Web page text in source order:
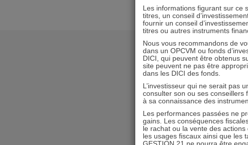
Les informations figurant sur ce
titres, un conseil
fournir un conseil
titres ou autres instruments
Nous vous recommandons de
dans un OPCVM ou fonds
DICI, qui peuvent être obtenus
site peuvent ne pas être
dans les DICI des fonds.
L’investisseur qui ne serait pas
consulter son ou ses conseillers
à sa connaissance des
Les performances passées ne
gains. Les conséquences
le rachat ou la vente des
les usages fiscaux ainsi que les